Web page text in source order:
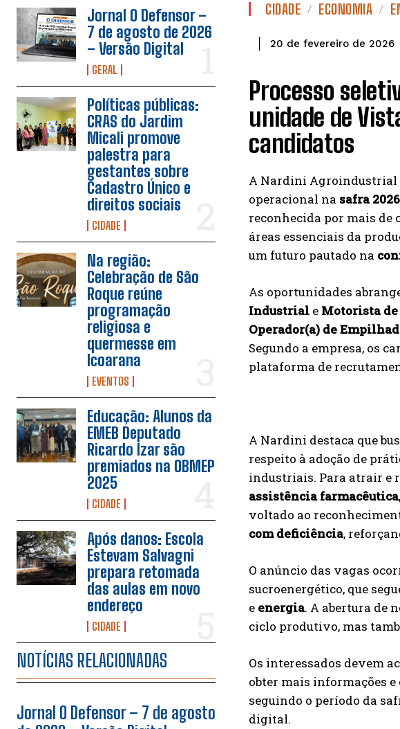
Jornal O Defensor –
7 de agosto de 2026
– Versão Digital
GERAL
Políticas públicas:
CRAS do Jardim
Micali promove
palestra para
gestantes sobre
Cadastro Único e
direitos sociais
CIDADE
Na região:
Celebração de São
Roque reúne
programação
religiosa e
quermesse em
Icoarana
EVENTOS
Educação: Alunos da
EMEB Deputado
Ricardo Izar são
premiados na OBMEP
2025
CIDADE
Após danos: Escola
Estevam Salvagni
prepara retomada
das aulas em novo
endereço
CIDADE
NOTÍCIAS RELACIONADAS
Jornal O Defensor – 7 de agosto
CIDADE ECONOMIA
20 de fevereiro de 2026
Processo
unidade de
candidatos
A Nardini Agroindustrial
operacional na safra
reconhecida por mais de
áreas essenciais da
um futuro pautado na
As oportunidades
Industrial e Motorista
Operador(a) de
Segundo a empresa, os
plataforma de
A Nardini destaca que
respeito à adoção de
industriais. Para atrair e
assistência farmacêutica,
voltado ao
com deficiência,
O anúncio das vagas
sucroenergético, que
e energia. A abertura de
ciclo produtivo, mas
Os interessados devem
obter mais informações
seguindo o período da
digital.